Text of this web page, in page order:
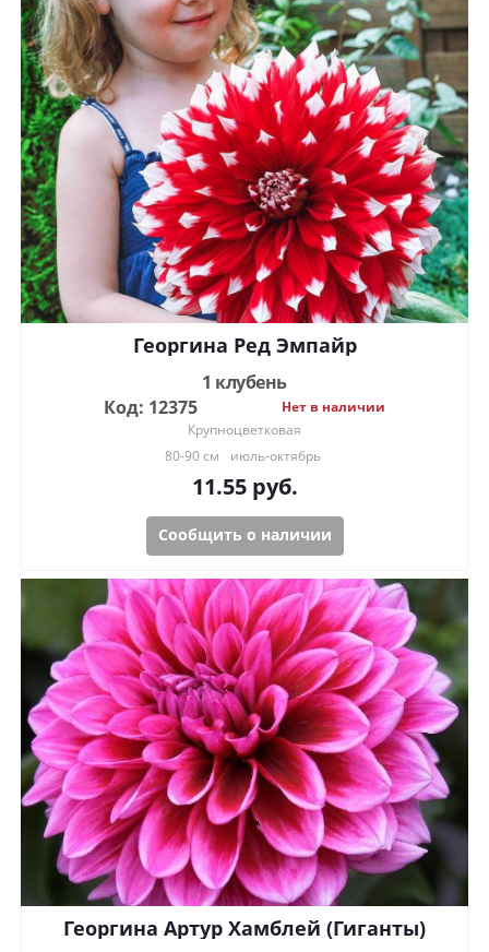
Георгина Ред Эмпайр
1 клубень
Код: 12375
Нет в наличии
Крупноцветковая
80-90 см
июль-октябрь
11.55руб.
Сообщить о наличии
Георгина Артур Хамблей (Гиганты)